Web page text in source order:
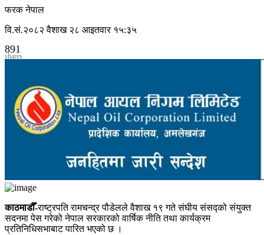
फरक नेपाल
वि.सं.२०८२ वैशाख २८ आइतवार १५:३५
891
shares
काठमाडौँ-राष्ट्रपति रामचन्द्र पौडेलले वैशाख १९ गते संघीय संसद्को संयुक्त
सदनमा पेस गरेको नेपाल सरकारको वार्षिक नीति तथा कार्यक्रम
प्रतिनिधिसभाबाट पारित भएको छ ।